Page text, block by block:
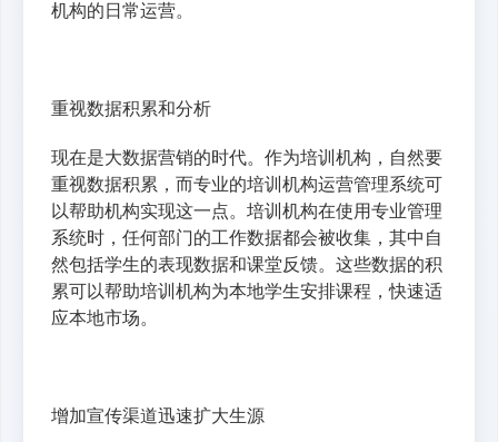
机构的日常运营。
重视数据积累和分析
现在是大数据营销的时代。作为培训机构，自然要
重视数据积累，而专业的培训机构运营管理系统可
以帮助机构实现这一点。培训机构在使用专业管理
系统时，任何部门的工作数据都会被收集，其中自
然包括学生的表现数据和课堂反馈。这些数据的积
累可以帮助培训机构为本地学生安排课程，快速适
应本地市场。
增加宣传渠道迅速扩大生源